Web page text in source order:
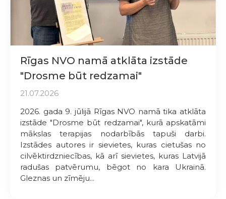
Rīgas NVO namā atklāta izstāde
"Drosme būt redzamai"
21.07.2026
2026. gada 9. jūlijā Rīgas NVO namā tika atklāta
izstāde "Drosme būt redzamai", kurā apskatāmi
mākslas terapijas nodarbībās tapuši darbi.
Izstādes autores ir sievietes, kuras cietušas no
cilvēktirdzniecības, kā arī sievietes, kuras Latvijā
radušas patvērumu, bēgot no kara Ukrainā.
Gleznas un zīmēju...